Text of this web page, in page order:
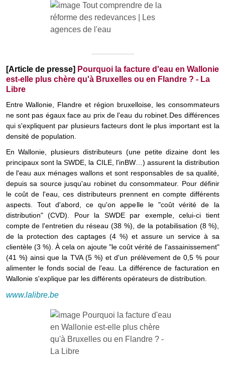
[Article de presse] Pourquoi la facture d'eau en Wallonie
est-elle plus chère qu'à Bruxelles ou en Flandre ? - La
Libre
Entre Wallonie, Flandre et région bruxelloise, les consommateurs
ne sont pas égaux face au prix de l'eau du robinet. Des différences
qui s'expliquent par plusieurs facteurs dont le plus important est la
densité de population.
En Wallonie, plusieurs distributeurs (une petite dizaine dont les
principaux sont la SWDE, la CILE, l'inBW…) assurent la distribution
de l'eau aux ménages wallons et sont responsables de sa qualité,
depuis sa source jusqu'au robinet du consommateur. Pour définir
le coût de l'eau, ces distributeurs prennent en compte différents
aspects. Tout d'abord, ce qu'on appelle le "coût vérité de la
distribution" (CVD). Pour la SWDE par exemple, celui-ci tient
compte de l'entretien du réseau (38 %), de la potabilisation (8 %),
de la protection des captages (4 %) et assure un service à sa
clientèle (3 %). À cela on ajoute "le coût vérité de l'assainissement"
(41 %) ainsi que la TVA (5 %) et d'un prélèvement de 0,5 % pour
alimenter le fonds social de l'eau. La différence de facturation en
Wallonie s'explique par les différents opérateurs de distribution.
www.lalibre.be